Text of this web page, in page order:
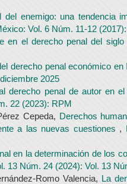
del enemigo: una tendencia
Vol. 6 Núm. 11-12
en el derecho penal del
derecho penal económico
2025
derecho penal de autor en
22 (2023): RPM
Cepeda, Derechos
a las nuevas cuestiones ,
en la determinación de los
13 Núm. 24 (2024): Vol. 13
Romo Valencia, La